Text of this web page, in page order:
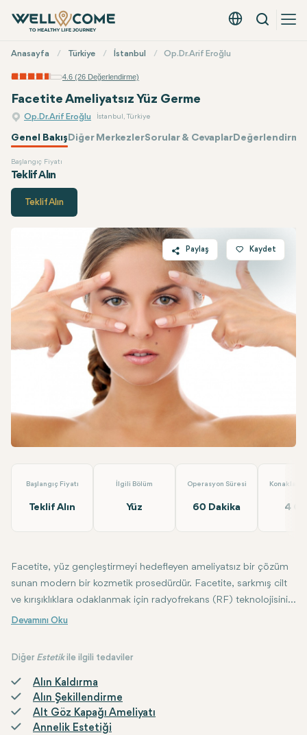
Türkçe - EUR
Arama
Menü
Anasayfa Türkiye İstanbul Op.Dr. Arif Eroğlu
4.6 (26 Değerlendirme)
Facetite Ameliyatsız Yüz Germe
Op.Dr. Arif Eroğlu İstanbul, Türkiye
Genel BakışDiğer MerkezlerSorular & Cevaplar
Başlangıç Fiyatı
Teklif Alın
Op.Dr. Arif Eroğlu
Teklif Alın
Paylaş
Twitter
Facebook
Linkedin
WhatsApp
Kaydet
Başlangıç Fiyatı
Teklif Alın
İlgili Bölüm
Yüz
Operasyon Süresi
60 Dakika 4
Facetite, yüz gençleştirmeyi hedefleyen ameliyatsız bir çözüm
sunan modern bir kozmetik prosedürdür. Facetite, sarkmış cilt
ve kırışıklıklara odaklanmak için radyofrekans (RF) teknolojisini
kullanarak cerrahi müdahaleye gerek olmadan doğal bir
Geleneksel yüz germe işlemlerinin aksine, Facetite minimal invaziv
Facetite, belirli yaşlanma belirtilerini ele almak ve daha taze bir
Diğer Estetikile ilgili tedaviler
Alın Kaldırma
Alın Şekillendirme
Alt Göz Kapağı Ameliyatı
Annelik Estetiği